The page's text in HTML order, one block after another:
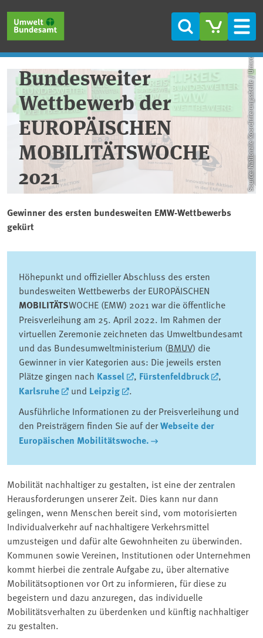
Search
Source: Nationale Koordinierungsstelle / Umweltbundesamt
Bundesweiter
Wettbewerb der
EUROPÄISCHEN
MOBILITÄTSWOCHE
2021
Gewinner des ersten bundesweiten EMW-Wettbewerbs
gekürt
Höhepunkt und offizieller Abschluss des ersten
bundesweiten Wettbewerbs der EUROPÄISCHEN
MOBILITÄTSWOCHE (EMW) 2021 war die öffentliche
Preisverleihung am 25. April 2022. Im Rahmen der
virtuellen Zeremonie zeichneten das Umweltbundesamt
und das Bundesumweltministerium (BMUV) die
Gewinner in vier Kategorien aus: Die jeweils ersten
Plätze gingen nach Kassel , Fürstenfeldbruck ,
Karlsruhe und Leipzig
.
Ausführliche Informationen zu der Preisverleihung und
den Preisträgern finden Sie auf derWebseite der
Europäischen Mobilitätswoche.
Mobilität nachhaltiger zu gestalten, ist eine der zentralen
Herausforderungen unserer Zeit. Dies kann nur dann
gelingen, wenn Menschen bereit sind, vom motorisierten
Individualverkehr auf nachhaltigere Verkehrsmittel
umzusteigen und dafür alte Gewohnheiten zu überwinden.
Kommunen sowie Vereinen, Institutionen oder Unternehmen
kommt hierbei die zentrale Aufgabe zu, über alternative
Mobilitätsoptionen vor Ort zu informieren, für diese zu
begeistern und dazu anzuregen, das individuelle
Mobilitätsverhalten zu überdenken und künftig nachhaltiger
zu gestalten.